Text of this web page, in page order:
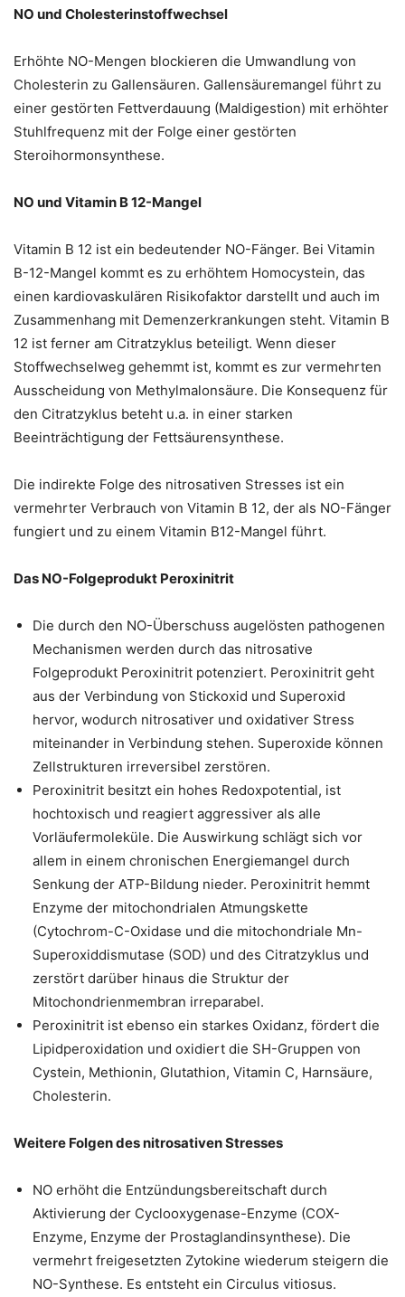
NO und Cholesterinstoffwechsel
Erhöhte NO-Mengen blockieren die Umwandlung von
Cholesterin zu Gallensäuren. Gallensäuremangel führt zu
einer gestörten Fettverdauung (Maldigestion) mit erhöhter
Stuhlfrequenz mit der Folge einer gestörten
Steroihormonsynthese.
NO und Vitamin B 12-Mangel
Vitamin B 12 ist ein bedeutender NO-Fänger. Bei Vitamin
B-12-Mangel kommt es zu erhöhtem Homocystein, das
einen kardiovaskulären Risikofaktor darstellt und auch im
Zusammenhang mit Demenzerkrankungen steht. Vitamin B
12 ist ferner am Citratzyklus beteiligt. Wenn dieser
Stoffwechselweg gehemmt ist, kommt es zur vermehrten
Ausscheidung von Methylmalonsäure. Die Konsequenz für
den Citratzyklus beteht u.a. in einer starken
Beeinträchtigung der Fettsäurensynthese.
Die indirekte Folge des nitrosativen Stresses ist ein
vermehrter Verbrauch von Vitamin B 12, der als NO-Fänger
fungiert und zu einem Vitamin B12-Mangel führt.
Das NO-Folgeprodukt Peroxinitrit
Die durch den NO-Überschuss augelösten pathogenen
Mechanismen werden durch das nitrosative
Folgeprodukt Peroxinitrit potenziert. Peroxinitrit geht
aus der Verbindung von Stickoxid und Superoxid
hervor, wodurch nitrosativer und oxidativer Stress
miteinander in Verbindung stehen. Superoxide können
Zellstrukturen irreversibel zerstören.
Peroxinitrit besitzt ein hohes Redoxpotential, ist
hochtoxisch und reagiert aggressiver als alle
Vorläufermoleküle. Die Auswirkung schlägt sich vor
allem in einem chronischen Energiemangel durch
Senkung der ATP-Bildung nieder. Peroxinitrit hemmt
Enzyme der mitochondrialen Atmungskette
(Cytochrom-C-Oxidase und die mitochondriale Mn-
Superoxiddismutase (SOD) und des Citratzyklus und
zerstört darüber hinaus die Struktur der
Mitochondrienmembran irreparabel.
Peroxinitrit ist ebenso ein starkes Oxidanz, fördert die
Lipidperoxidation und oxidiert die SH-Gruppen von
Cystein, Methionin, Glutathion, Vitamin C, Harnsäure,
Cholesterin.
Weitere Folgen des nitrosativen Stresses
NO erhöht die Entzündungsbereitschaft durch
Aktivierung der Cyclooxygenase-Enzyme (COX-
Enzyme, Enzyme der Prostaglandinsynthese). Die
vermehrt freigesetzten Zytokine wiederum steigern die
NO-Synthese. Es entsteht ein Circulus vitiosus.